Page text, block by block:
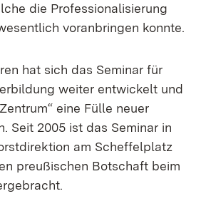
die Professionalisierung
voranbringen konnte.
hat sich das Seminar für
weiter entwickelt und
eine Fülle neuer
Seit 2005 ist das Seminar in
am Scheffelplatz
preußischen Botschaft beim